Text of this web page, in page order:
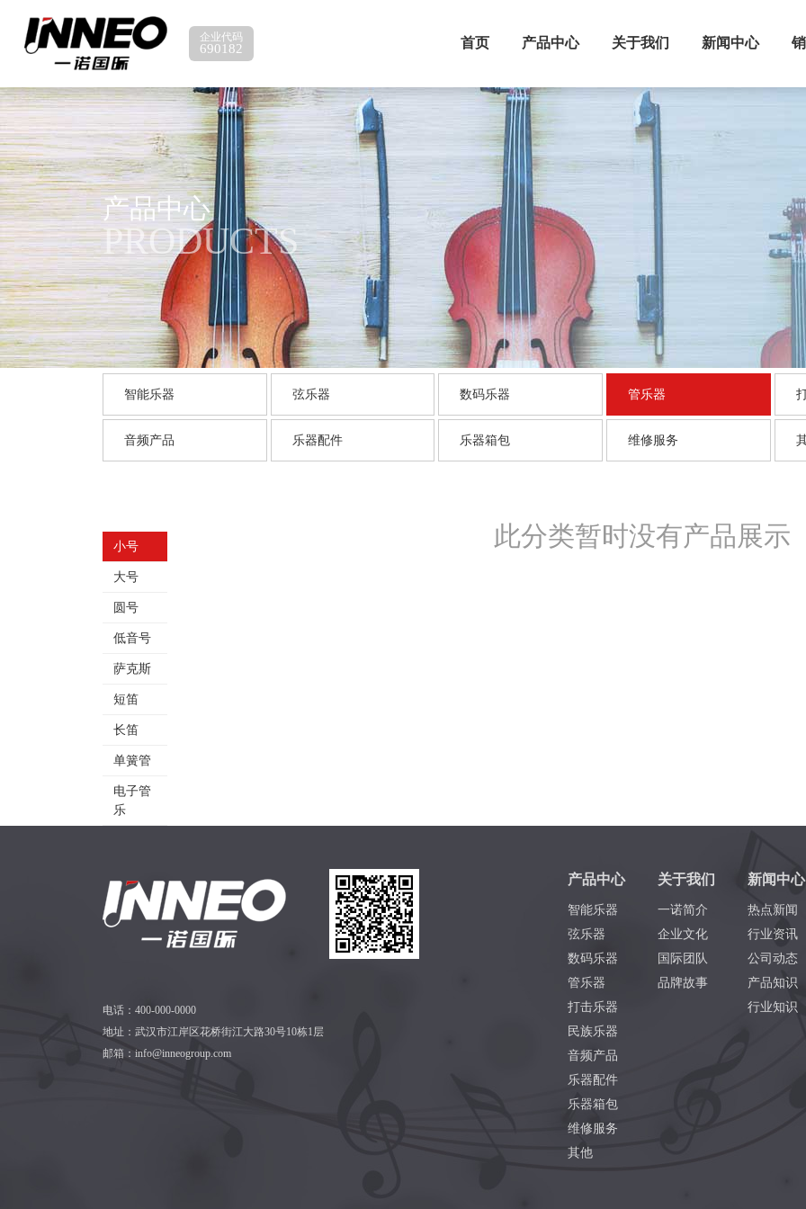
企业代码
690182 首页 产品中心 关于我们 新闻中心
产品中心
PRODUCTS
智能乐器 弦乐器 数码乐器 管乐器
音频产品 乐器配件 乐器箱包 维修服务
小号
大号
圆号
低音号
萨克斯
短笛
长笛
单簧管
电子管
乐
此分类暂时没有产品展示
电话：400-000-0000
地址：武汉市江岸区花桥街江大路30号10栋1层
邮箱：info@inneogroup.com
产品中心
智能乐器
弦乐器
数码乐器
管乐器
打击乐器
民族乐器
音频产品
乐器配件
乐器箱包
维修服务
其他
关于我们
一诺简介
企业文化
国际团队
品牌故事
新闻中心
热点新闻
行业资讯
公司动态
产品知识
行业知识